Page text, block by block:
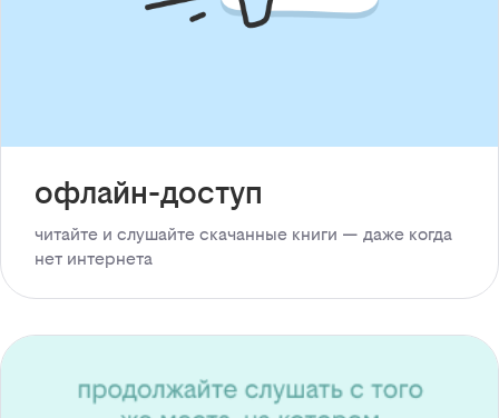
офлайн-доступ
читайте и слушайте скачанные книги — даже когда
нет интернета